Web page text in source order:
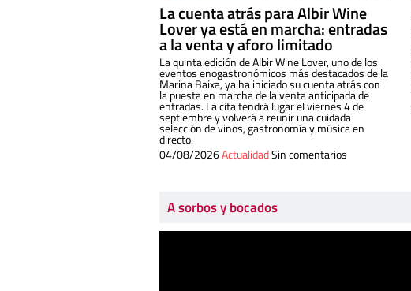
La cuenta atrás para Albir Wine
Lover ya está en marcha: entradas
a la venta y aforo limitado
La quinta edición de Albir Wine Lover, uno de los
eventos enogastronómicos más destacados de la
Marina Baixa, ya ha iniciado su cuenta atrás con
la puesta en marcha de la venta anticipada de
entradas. La cita tendrá lugar el viernes 4 de
septiembre y volverá a reunir una cuidada
selección de vinos, gastronomía y música en
directo.
04/08/2026ActualidadSin comentarios
A sorbos y bocados